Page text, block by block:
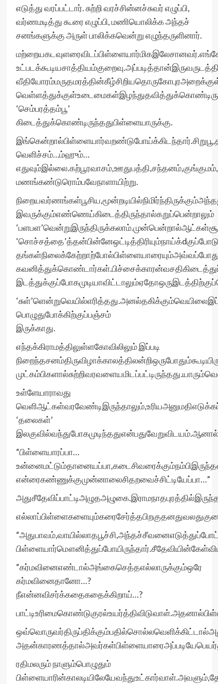
எடுத்து வரப்பட்டார். சுற்றி வரச்சின்னச்சுவர் எழுப்பி,
வர்ணமடித்து கூரை எழுப்பி, மணியொலிக்க அந்தச்
சனங்களுக்கு அருள் பாலிக்கவென்று எழுந்தருளினார்.
‘செம்பரத்தம்பூ’
கிடைத்துக்கொண்டிருந்ததுபிள்ளையாருக்கு.
வெளிச்சம்…ம்ஹும்…
மணங்கண்டுரொம்பவேநாளாயிற்று.
இவருக்கும்எண்ணெய்கிடைத்திருந்தால்கறுப்பென்றாலும்
பொழுதுபோக்கிற்குப்பஞ்சம்
இருக்காது.
எந்தக்கிராமத்திலுள்ளகோவிலிலும் இப்படி
உள்ளேயாராவது
‘தலைகள்’
“பிள்ளையாரப்பா…
என்ரைகண்ணுக்குமுன்னாலைசிதறவைச்சிட்டியேப்பா…”
“கர்மவினைஎண்டால்அங்கைசெத்தஎல்லாருக்கும்ஒரே
கர்மவினைதானோ…?
நீஎன்னவிசர்க்கதைகதைக்கிறாய்…?
ரதிமலரும் நாளும்பொழுதும்